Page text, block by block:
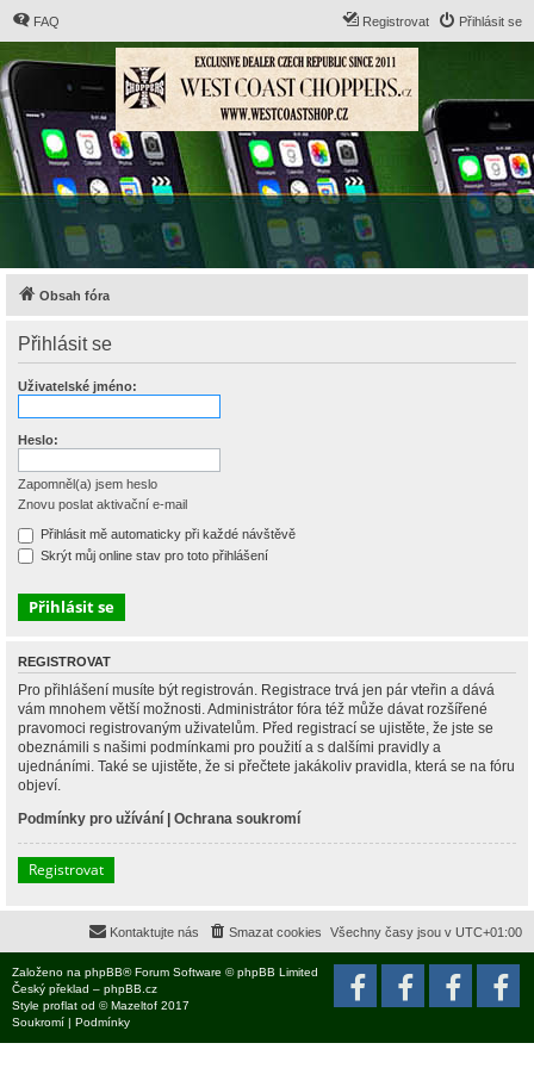
FAQ Přihlásit se
Registrovat
Obsah fóra
Přihlásit se
Uživatelské jméno:
Heslo:
Zapomněl(a) jsem heslo
Znovu poslat aktivační e-mail
Přihlásit mě automaticky při každé návštěvě
Skrýt můj online stav pro toto přihlášení
REGISTROVAT
Pro přihlášení musíte být registrován. Registrace trvá jen pár vteřin a dává
vám mnohem větší možnosti. Administrátor fóra též může dávat rozšířené
pravomoci registrovaným uživatelům. Před registrací se ujistěte, že jste se
obeznámili s našimi podmínkami pro použití a s dalšími pravidly a
ujednáními. Také se ujistěte, že si přečtete jakákoliv pravidla, která se na fóru
objeví.
Podmínky pro užívání | Ochrana soukromí
Registrovat
Všechny časy jsou v UTC+01:00
Smazat cookies
Kontaktujte nás
Založeno na phpBB® Forum Software © phpBB Limited
Český překlad – phpBB.cz
Style proflat od ©Mazeltof 2017
Soukromí | Podmínky